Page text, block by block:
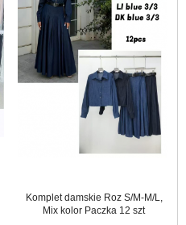
Komplet damskie Roz S/M-M/L,
Mix kolor Paczka 12 szt